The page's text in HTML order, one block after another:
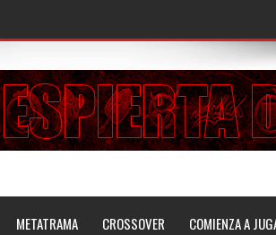
METATRAMA CROSSOVER COMIENZA A